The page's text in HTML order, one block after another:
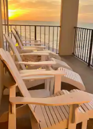
4.99 de 5; 140